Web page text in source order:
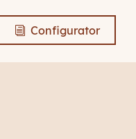
i Configurator